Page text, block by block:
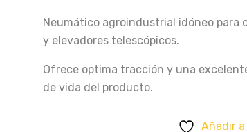
Neumático agroindustrial idóneo para
y elevadores telescópicos.
Ofrece optima tracción y una
de vida del producto.
Añadir